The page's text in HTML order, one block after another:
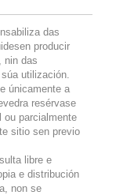
das
producir
nin das
utilización.
únicamente a
resérvase
ou parcialmente
sitio sen previo
libre e
e distribución
non se